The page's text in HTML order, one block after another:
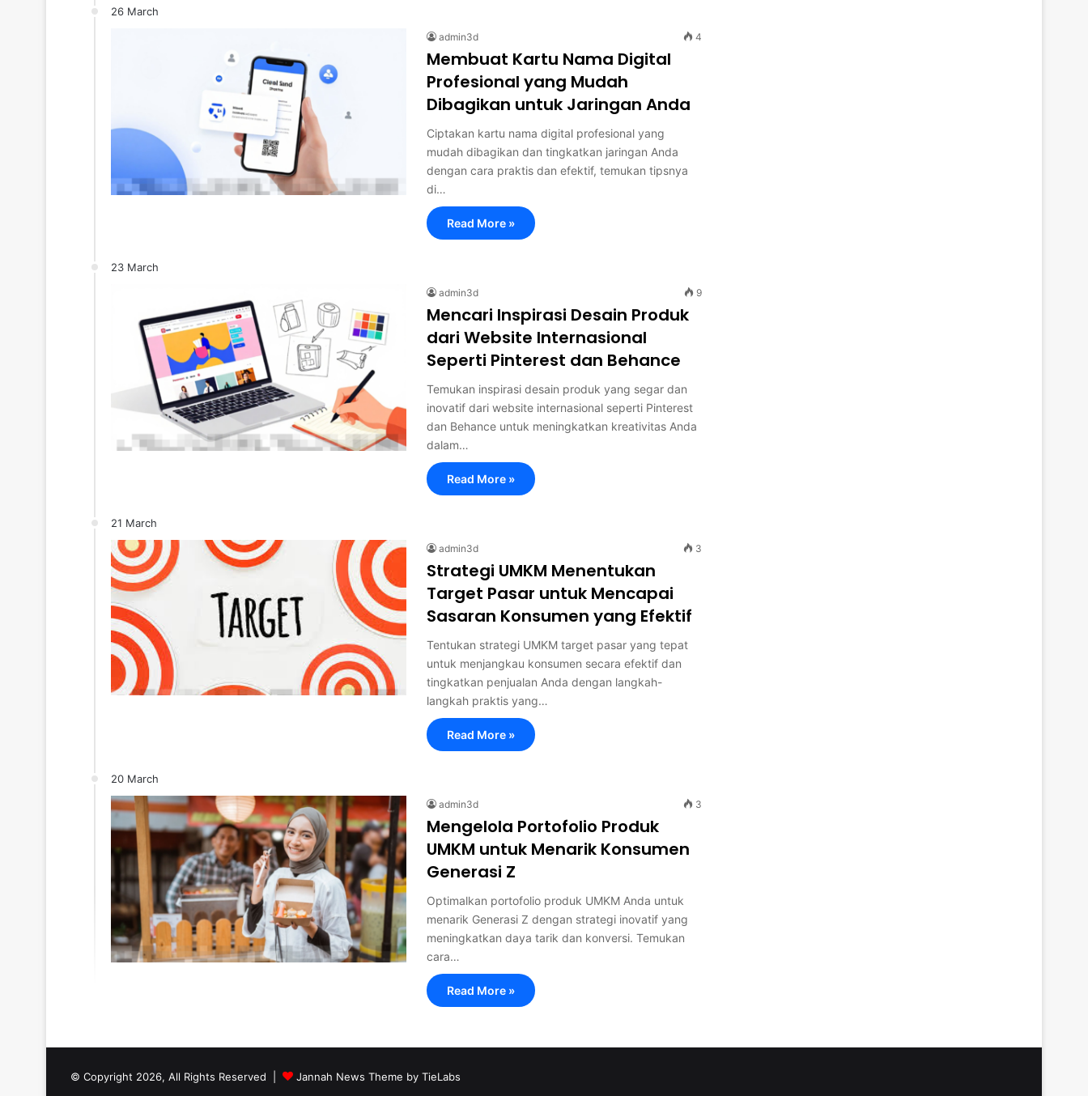
26 March
admin3d 4
Membuat Kartu Nama Digital
Profesional yang Mudah
Dibagikan untuk Jaringan Anda
Ciptakan kartu nama digital profesional yang
mudah dibagikan dan tingkatkan jaringan Anda
dengan cara praktis dan efektif, temukan tipsnya
di…
Read More »
23 March
admin3d 9
Mencari Inspirasi Desain Produk
dari Website Internasional
Seperti Pinterest dan Behance
Temukan inspirasi desain produk yang segar dan
inovatif dari website internasional seperti Pinterest
dan Behance untuk meningkatkan kreativitas Anda
dalam…
Read More »
21 March
admin3d 3
Strategi UMKM Menentukan
Target Pasar untuk Mencapai
Sasaran Konsumen yang Efektif
Tentukan strategi UMKM target pasar yang tepat
untuk menjangkau konsumen secara efektif dan
tingkatkan penjualan Anda dengan langkah-
langkah praktis yang…
Read More »
20 March
admin3d 3
Mengelola Portofolio Produk
UMKM untuk Menarik Konsumen
Generasi Z
Optimalkan portofolio produk UMKM Anda untuk
menarik Generasi Z dengan strategi inovatif yang
meningkatkan daya tarik dan konversi. Temukan
cara…
Read More »
© Copyright 2026, All Rights Reserved | Jannah News Theme by TieLabs